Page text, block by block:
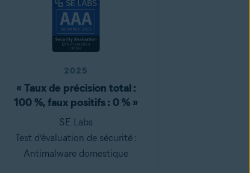
2025
« Taux de précision total :
100 %, faux positifs : 0 % »
SE Labs
Test d’évaluation de sécurité :
Antimalware domestique